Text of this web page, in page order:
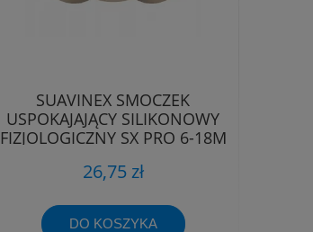
SUAVINEX SMOCZEK
USPOKAJAJĄCY SILIKONOWY
FIZJOLOGICZNY SX PRO 6-18M
26,75 zł
DO KOSZYKA